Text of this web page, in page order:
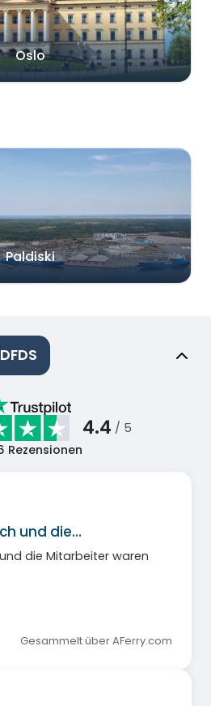
Oslo
Paldiski
4.4 / 5
Rezensionen
und die…
die Mitarbeiter waren
Gesammelt über AFerry.com